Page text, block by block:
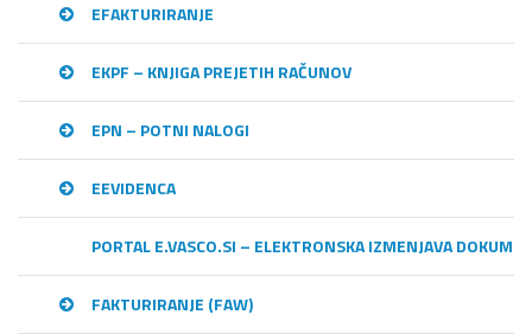
EFAKTURIRANJE
EKPF – KNJIGA PREJETIH RAČUNOV
EPN – POTNI NALOGI
EEVIDENCA
PORTAL E.VASCO.SI – ELEKTRONSKA IZMENJAVA
FAKTURIRANJE (FAW)